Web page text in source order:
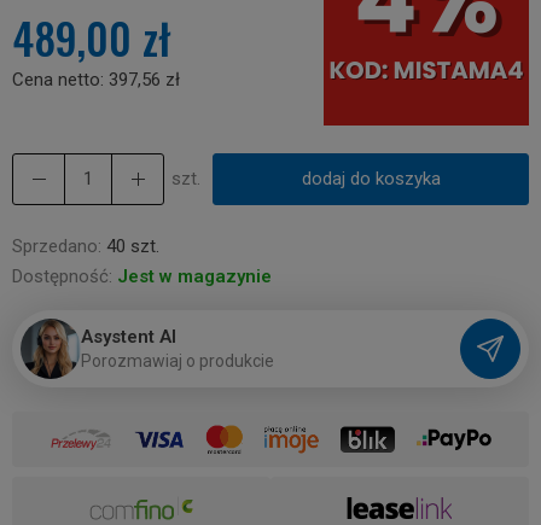
489,00 zł
Cena netto: 397,56 zł
szt. dodaj do koszyka
Sprzedano: 40 szt.
Dostępność: Jest w magazynie
Asystent AI
Porozmawiaj o produkcie